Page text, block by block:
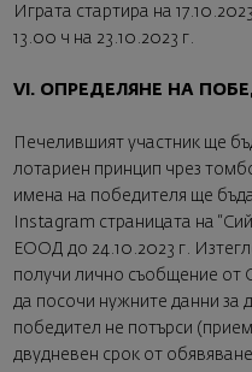
Играта стартира на
13.00 ч на 23.10.2023 г.
VI. ОПРЕДЕЛЯНЕ НА
Печелившият участник ще
лотариен принцип чрез
имена на победителя ще
Instagram страницата на
ЕООД до 24.10.2023 г.
получи лично съобщение от
да посочи нужните данни за
победител не потърси
двудневен срок от